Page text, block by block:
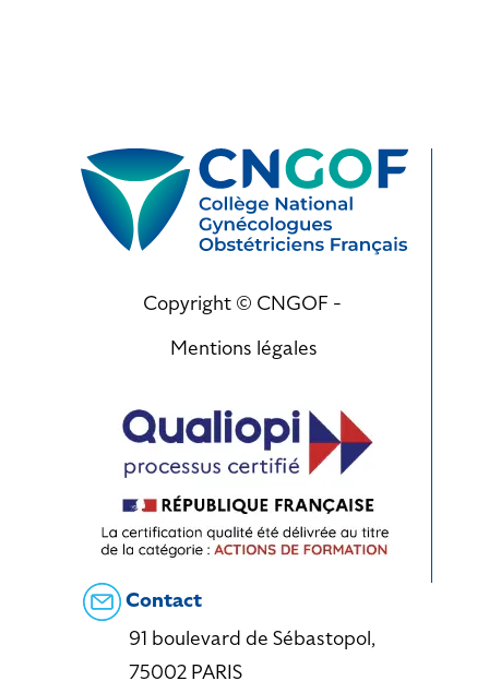
Copyright © CNGOF -
Mentions légales
Contact
91 boulevard de Sébastopol,
75002 PARIS